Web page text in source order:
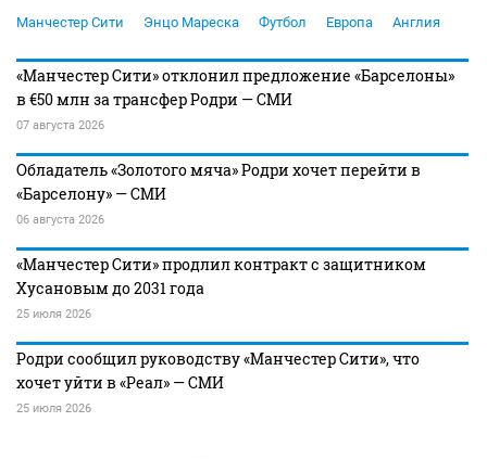
Манчестер Сити Энцо Мареска Футбол Европа Англия
«Манчестер Сити» отклонил предложение «Барселоны»
в €50 млн за трансфер Родри — СМИ
07 августа 2026
Обладатель «Золотого мяча» Родри хочет перейти в
«Барселону» — СМИ
06 августа 2026
«Манчестер Сити» продлил контракт с защитником
Хусановым до 2031 года
25 июля 2026
Родри сообщил руководству «Манчестер Сити», что
хочет уйти в «Реал» — СМИ
25 июля 2026